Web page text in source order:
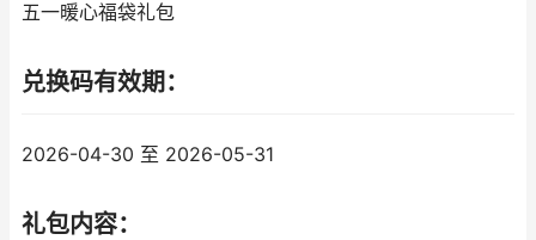
五一暖心福袋礼包
兑换码有效期：
2026-04-30 至 2026-05-31
礼包内容：